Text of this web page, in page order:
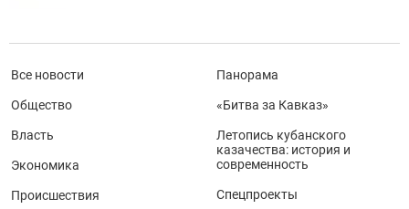
Все новости
Общество
Власть
Экономика
Происшествия
Панорама
«Битва за Кавказ»
Летопись кубанского
казачества: история и
современность
Спецпроекты